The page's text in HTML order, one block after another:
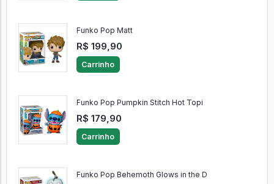
Funko Pop Matt
R$ 199,90
Carrinho
Funko Pop Pumpkin Stitch Hot Topi
R$ 179,90
Carrinho
Funko Pop Behemoth Glows in the D